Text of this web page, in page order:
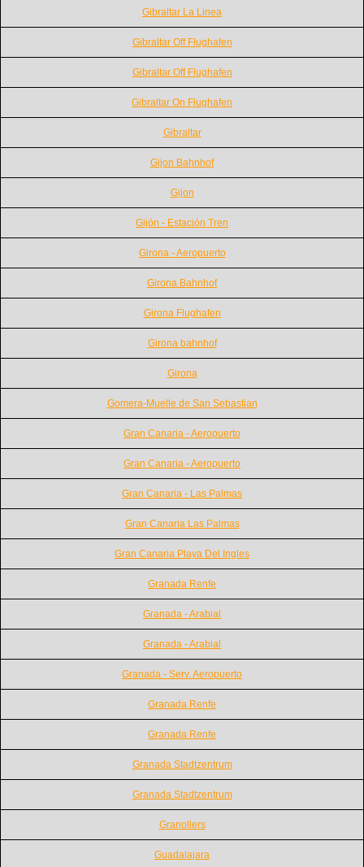
Gibraltar La Linea
Gibraltar Off Flughafen
Gibraltar Off Flughafen
Gibraltar On Flughafen
Gibraltar
Gijon Bahnhof
Gijon
Gijón - Estación Tren
Girona - Aeropuerto
Girona Bahnhof
Girona Flughafen
Girona bahnhof
Girona
Gomera-Muelle de San Sebastian
Gran Canaria - Aeropuerto
Gran Canaria - Aeropuerto
Gran Canaria - Las Palmas
Gran Canaria Las Palmas
Gran Canaria Playa Del Ingles
Granada Renfe
Granada - Arabial
Granada - Arabial
Granada - Serv. Aeropuerto
Granada Renfe
Granada Renfe
Granada Stadtzentrum
Granada Stadtzentrum
Granollers
Guadalajara